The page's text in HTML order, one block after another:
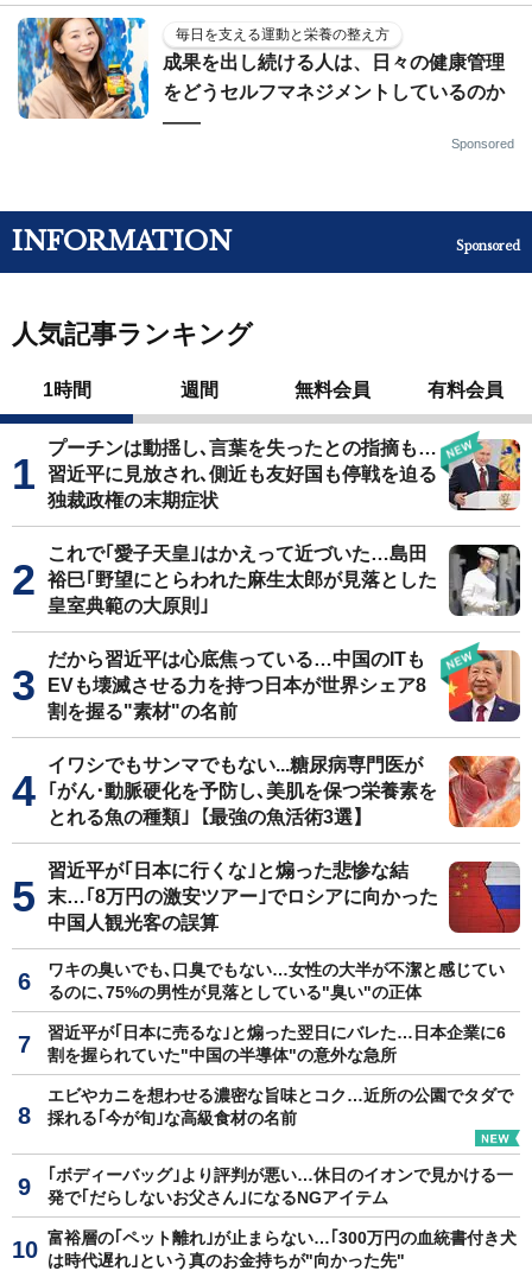
毎日を支える運動と栄養の整え方
成果を出し続ける人は、日々の健康管理
をどうセルフマネジメントしているのか
——
Sponsored
INFORMATION Sponsored
人気記事ランキング
1時間 週間 無料会員 有料会員
プーチンは動揺し､言葉を失ったとの指摘も…
習近平に見放され､側近も友好国も停戦を迫る
独裁政権の末期症状
これで｢愛子天皇｣はかえって近づいた…島田
裕巳｢野望にとらわれた麻生太郎が見落とした
皇室典範の大原則｣
だから習近平は心底焦っている…中国のITも
EVも壊滅させる力を持つ日本が世界シェア8
割を握る"素材"の名前
イワシでもサンマでもない...糖尿病専門医が
｢がん･動脈硬化を予防し､美肌を保つ栄養素を
とれる魚の種類｣【最強の魚活術3選】
習近平が｢日本に行くな｣と煽った悲惨な結
末…｢8万円の激安ツアー｣でロシアに向かった
中国人観光客の誤算
ワキの臭いでも､口臭でもない…女性の大半が不潔と感じてい
るのに､75%の男性が見落としている"臭い"の正体
習近平が｢日本に売るな｣と煽った翌日にバレた…日本企業に6
割を握られていた"中国の半導体"の意外な急所
エビやカニを想わせる濃密な旨味とコク…近所の公園でタダで
採れる｢今が旬｣な高級食材の名前
｢ボディーバッグ｣より評判が悪い…休日のイオンで見かける一
発で｢だらしないお父さん｣になるNGアイテム
富裕層の｢ペット離れ｣が止まらない…｢300万円の血統書付き犬
は時代遅れ｣という真のお金持ちが"向かった先"